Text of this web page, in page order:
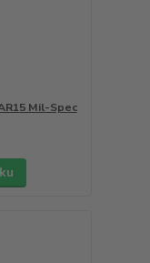
Mil-Spec